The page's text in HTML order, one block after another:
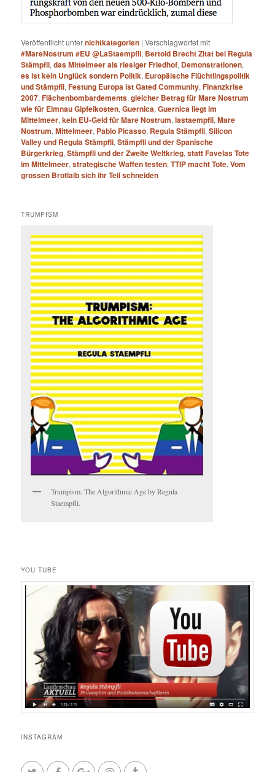
Veröffentlicht unternichtkategorien |Verschlagwortet mit
#MareNostrum #EU @LaStaempfli, Bertold Brecht Zitat bei Regula
Stämpfli,das Mittelmeer als riesiger Friedhof, Demonstrationen,
es ist kein Unglück sondern Politik, Europäische Flüchtlingspolitik
und Stämpfli,Festung Europa ist Gated Community,Finanzkrise
2007,Flächenbombardements,gleicher Betrag für Mare Nostrum
wie für Elmnau Gipfelkosten,Guernica,Guernica liegt im
Mittelmeer,kein EU-Geld für Mare Nostrum,lastaempfli,Mare
Nostrum,Mittelmeer, Pablo Picasso, Regula Stämpfli,Silicon
Valley und Regula Stämpfli,Stämpfli und der Spanische
Bürgerkrieg,Stämpfli und der Zweite Weltkrieg,statt Favelas Tote
im Mittelmeer,strategische Waffen testen,TTIP macht Tote,Vom
grossen Brotlaib sich ihr Teil schneiden
TRUMPISM
Trumpism. The Algorithmic Age by Regula
Staempfli.
YOU TUBE
INSTAGRAM